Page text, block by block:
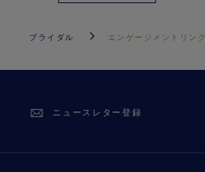
ブライダル エンゲージメントリング
ニュースレター登録